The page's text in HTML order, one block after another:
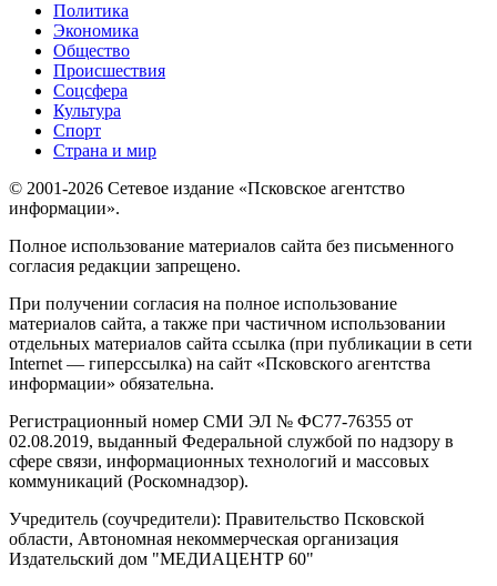
Политика
Экономика
Общество
Происшествия
Соцсфера
Культура
Спорт
Страна и мир
© 2001-2026 Сетевое издание «Псковское агентство
информации».
Полное использование материалов сайта без письменного
согласия редакции запрещено.
При получении согласия на полное использование
материалов сайта, а также при частичном использовании
отдельных материалов сайта ссылка (при публикации в сети
Internet — гиперссылка) на сайт «Псковского агентства
информации» обязательна.
Регистрационный номер СМИ ЭЛ № ФС77-76355 от
02.08.2019, выданный Федеральной службой по надзору в
сфере связи, информационных технологий и массовых
коммуникаций (Роскомнадзор).
Учредитель (соучредители): Правительство Псковской
области, Автономная некоммерческая организация
Издательский дом "МЕДИАЦЕНТР 60"